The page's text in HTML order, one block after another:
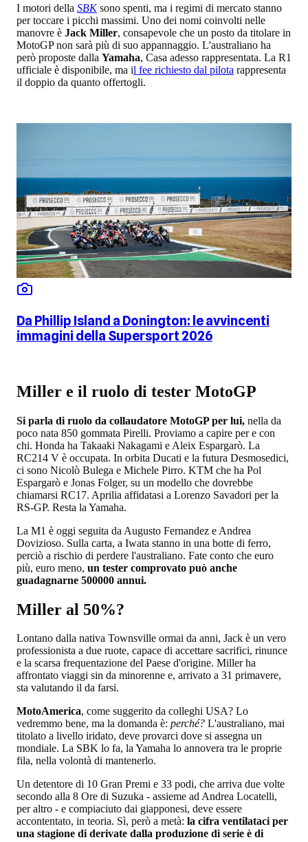
I motori della SBK sono spenti, ma i regimi di mercato stanno
per toccare i picchi massimi. Uno dei nomi coinvolti nelle
manovre è Jack Miller, consapevole che un posto da titolare in
MotoGP non sarà più di suo appannaggio. L'australiano ha
però proposte dalla Yamaha, Casa adesso rappresentata. La R1
ufficiale è disponibile, ma il fee richiesto dal pilota rappresenta
il doppio da quanto offertogli.
Da Phillip Island a Donington: le avvincenti
immagini della Supersport 2026
Miller e il ruolo di tester MotoGP
Si parla di ruolo da collaudatore MotoGP per lui, nella da
poco nata 850 gommata Pirelli. Proviamo a capire per e con
chi. Honda ha Takaaki Nakagami e Aleix Espargarò. La
RC214 V è occupata. In orbita Ducati e la futura Desmosedici,
ci sono Nicolò Bulega e Michele Pirro. KTM che ha Pol
Espargarò e Jonas Folger, su un modello che dovrebbe
chiamarsi RC17. Aprilia affidatasi a Lorenzo Savadori per la
RS-GP. Resta la Yamaha.
La M1 è oggi seguita da Augusto Fernandez e Andrea
Dovizioso. Sulla carta, a Iwata stanno in una botte di ferro,
perciò a rischio di perdere l'australiano. Fate conto che euro
più, euro meno, un tester comprovato può anche
guadagnarne 500000 annui.
Miller al 50%?
Lontano dalla nativa Townsville ormai da anni, Jack è un vero
professionista a due ruote, capace di accettare sacrifici, rinunce
e la scarsa frequentazione del Paese d'origine. Miller ha
affrontato viaggi sin da minorenne e, arrivato a 31 primavere,
sta valutando il da farsi.
MotoAmerica, come suggerito da colleghi USA? Lo
vedremmo bene, ma la domanda è: perché? L'australiano, mai
titolato a livello iridato, deve provarci dove si assegna un
mondiale. La SBK lo fa, la Yamaha lo annovera tra le proprie
fila, nella volontà di mantenerlo.
Un detentore di 10 Gran Premi e 33 podi, che arriva due volte
secondo alla 8 Ore di Suzuka - assieme ad Andrea Locatelli,
per altro - e compiaciuto dai giapponesi, deve essere
accontentato, in teoria. Sì, però a metà: la cifra ventilataci per
una stagione di derivate dalla produzione di serie è di